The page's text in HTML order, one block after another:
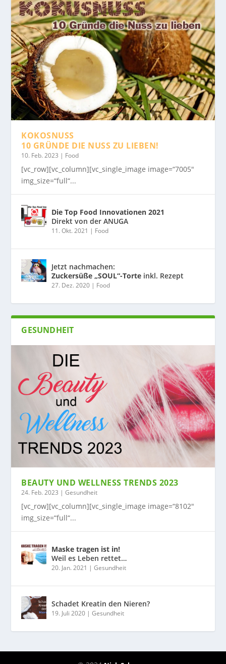
KOKOSNUSS
10 GRÜNDE DIE NUSS ZU LIEBEN!
10. Feb. 2023 | Food
[vc_row][vc_column][vc_single_image image=“7005″
img_size=“full“...
Die Top Food Innovationen 2021
Direkt von der ANUGA
11. Okt. 2021 | Food
Jetzt nachmachen:
Zuckersüße „SOUL“-Torte inkl. Rezept
27. Dez. 2020 | Food
GESUNDHEIT
BEAUTY UND WELLNESS TRENDS 2023
24. Feb. 2023 |Gesundheit
[vc_row][vc_column][vc_single_image image=“8102″
img_size=“full“...
Maske tragen ist in!
Weil es Leben rettet…
20. Jan. 2021 |Gesundheit
Schadet Kreatin den Nieren?
19. Juli 2020 |Gesundheit